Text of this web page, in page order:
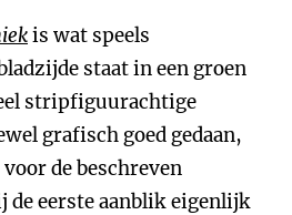
is wat speels
staat in een groen
stripfiguurachtige
grafisch goed gedaan,
de beschreven
de eerste aanblik eigenlijk